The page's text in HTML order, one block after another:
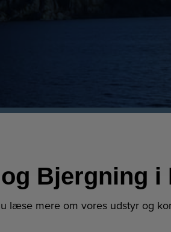
Bjergning i
læse mere om vores udstyr og